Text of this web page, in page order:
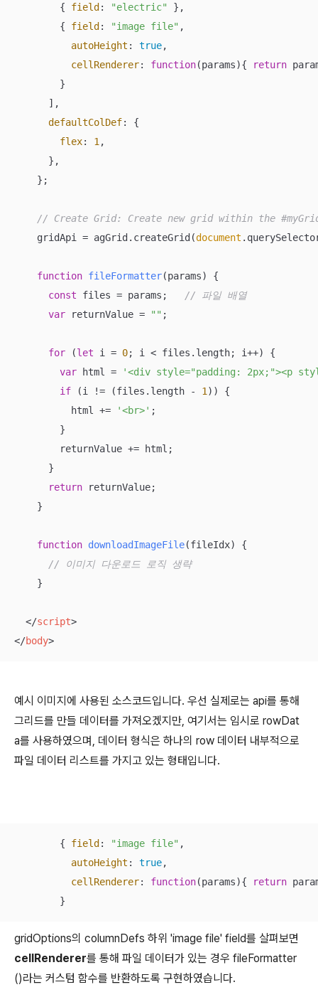
        {
field : "electric"
},
        {
field : "image file" ,
autoHeight : true,
cellRenderer: function(params){ return
        }
      ],
defaultColDef: {
flex: 1 ,
      },
    };
// Create Grid: Create new grid within the
    gridApi = agGrid.createGrid(
document
function fileFormatter(params) {
const files = params;
// 파일 배열
var returnValue = "" ;
for (let i = 0; i < files.length; i++) {
var html =
'<div style="padding: 2px;"><p
if (i != (files.length - 1 )) {
          html +=
'<br>' ;
        }
        returnValue += html;
      }
return returnValue;
    }
function downloadImageFile(fileIdx) {
// 이미지 다운로드 로직 생략
    }
</script>
</body>
예시 이미지에 사용된 소스코드입니다. 우선 실제로는 api를 통해
그리드를 만들 데이터를 가져오겠지만, 여기서는 임시로 rowDat
a를 사용하였으며, 데이터 형식은 하나의 row 데이터 내부적으로
파일 데이터 리스트를 가지고 있는 형태입니다.
        {
field : "image file" ,
autoHeight : true,
cellRenderer: function(params){ return
        }
gridOptions의 columnDefs 하위 'image file' field를 살펴보면
cellRenderer를 통해 파일 데이터가 있는 경우 fileFormatter
()라는 커스텀 함수를 반환하도록 구현하였습니다.